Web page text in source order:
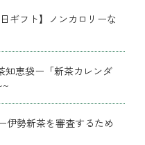
ギフト】ノンカロリーな
知恵袋ー「新茶カレンダ
伊勢新茶を審査するため